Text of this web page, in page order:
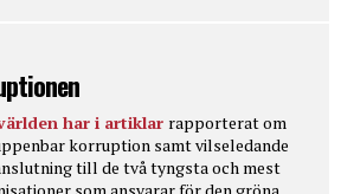
har i artiklar rapporterat om
korruption samt vilseledande
till de två tyngsta och mest